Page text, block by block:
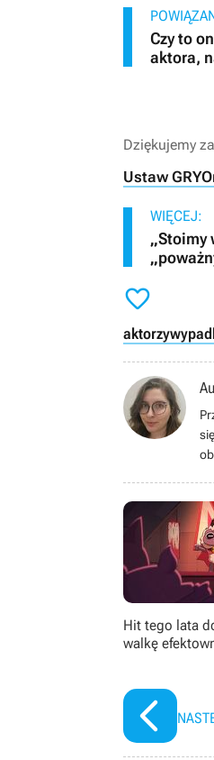
Czy to
aktora,
Dziękujemy
Ustaw
WIĘCEJ:
„Stoimy

aktorzy
Hit tego lata
walkę